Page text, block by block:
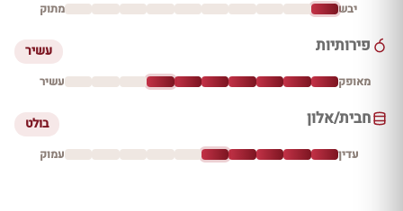
יבש מתוק
פירותיות עשיר
מאופק עשיר
חבית/אלון בולט
עדין עמוק